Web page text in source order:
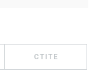
CTITE